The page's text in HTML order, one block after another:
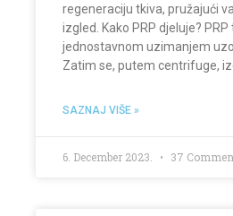
regeneraciju tkiva, pružajući
izgled. Kako PRP djeluje?
jednostavnom uzimanjem
Zatim se, putem centrifuge,
SAZNAJ VIŠE »
6. December 2023. 37